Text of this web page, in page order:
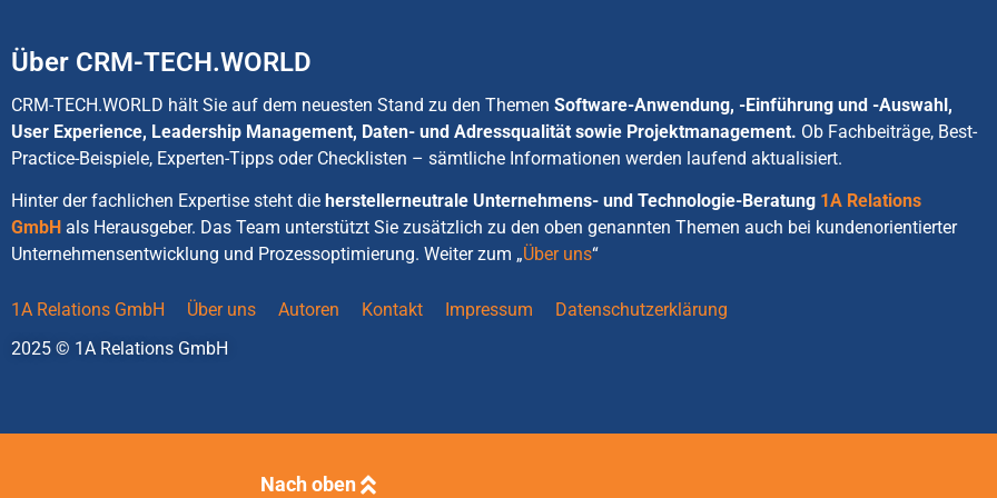
Über CRM-TECH.WORLD
CRM-TECH.WORLD hält Sie auf dem neuesten Stand zu den Themen Software-Anwendung, -Einführung und -Auswahl,
User Experience, Leadership Management, Daten- und Adressqualität sowie Projektmanagement. Ob Fachbeiträge, Best-
Practice-Beispiele, Experten-Tipps oder Checklisten – sämtliche Informationen werden laufend aktualisiert.
Hinter der fachlichen Expertise steht die herstellerneutrale Unternehmens- und Technologie-Beratung 1A Relations
GmbH als Herausgeber. Das Team unterstützt Sie zusätzlich zu den oben genannten Themen auch bei kundenorientierter
Unternehmensentwicklung und Prozessoptimierung. Weiter zum „Über uns“
1A Relations GmbH Über uns Autoren Kontakt Impressum
Datenschutzerklärung
2025 © 1A Relations GmbH
Nach oben